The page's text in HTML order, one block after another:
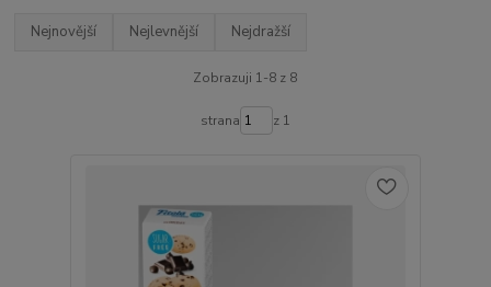
Nejnovější Nejlevnější Nejdražší
Zobrazuji 1-8 z 8
strana z 1